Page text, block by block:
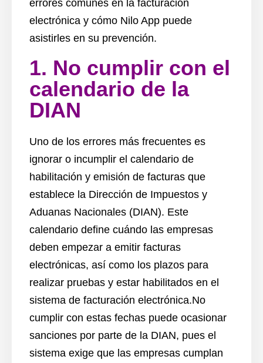
errores comunes en la facturación
electrónica y cómo Nilo App puede
asistirles en su prevención.
1. No cumplir con el
calendario de la
DIAN
Uno de los errores más frecuentes es
ignorar o incumplir el calendario de
habilitación y emisión de facturas que
establece la Dirección de Impuestos y
Aduanas Nacionales (DIAN). Este
calendario define cuándo las empresas
deben empezar a emitir facturas
electrónicas, así como los plazos para
realizar pruebas y estar habilitados en el
sistema de facturación electrónica.No
cumplir con estas fechas puede ocasionar
sanciones por parte de la DIAN, pues el
sistema exige que las empresas cumplan